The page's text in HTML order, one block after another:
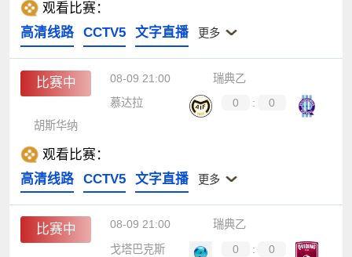
观看比赛：
高清线路
CCTV5 文字直播 更多
比赛中 08-09 21:00
瑞典乙
慕达拉
0 :
0
胡斯华纳
观看比赛：
高清线路
CCTV5 文字直播 更多
比赛中 08-09 21:00
瑞典乙
戈塔巴克斯
0 : 0